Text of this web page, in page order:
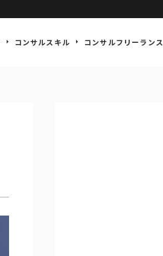
コンサルスキル コンサルフリーランス